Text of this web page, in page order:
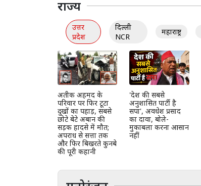
राज्य
उत्तर
प्रदेश
दिल्ली
NCR
महाराष्ट्र
अतीक अहमद के
परिवार पर फिर टूटा
दुखों का पहाड़, सबसे
छोटे बेटे अबान की
सड़क हादसे में मौत;
अपराध से सत्ता तक
और फिर बिखरते कुनबे
की पूरी कहानी
'देश की सबसे
अनुशासित पार्टी है
सपा', अवधेश प्रसाद
का दावा, बोले-
मुकाबला करना आसान
नहीं